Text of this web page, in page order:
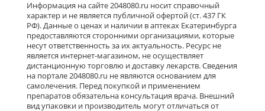
Информация на сайте 2048080.ru носит справочный
характер и не является публичной офертой (ст. 437 ГК
РФ). Данные о ценах и наличии в аптеках Екатеринбурга
предоставляются сторонними организациями, которые
несут ответственность за их актуальность. Ресурс не
является интернет-магазином, не осуществляет
дистанционную торговлю и доставку лекарств. Сведения
на портале 2048080.ru не являются основанием для
самолечения. Перед покупкой и применением
препаратов обязательна консультация врача. Внешний
вид упаковки и производитель могут отличаться от